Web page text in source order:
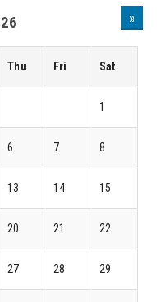
»
Thu Fri Sat
1
6 7 8
13 14 15
20 21 22
27 28 29